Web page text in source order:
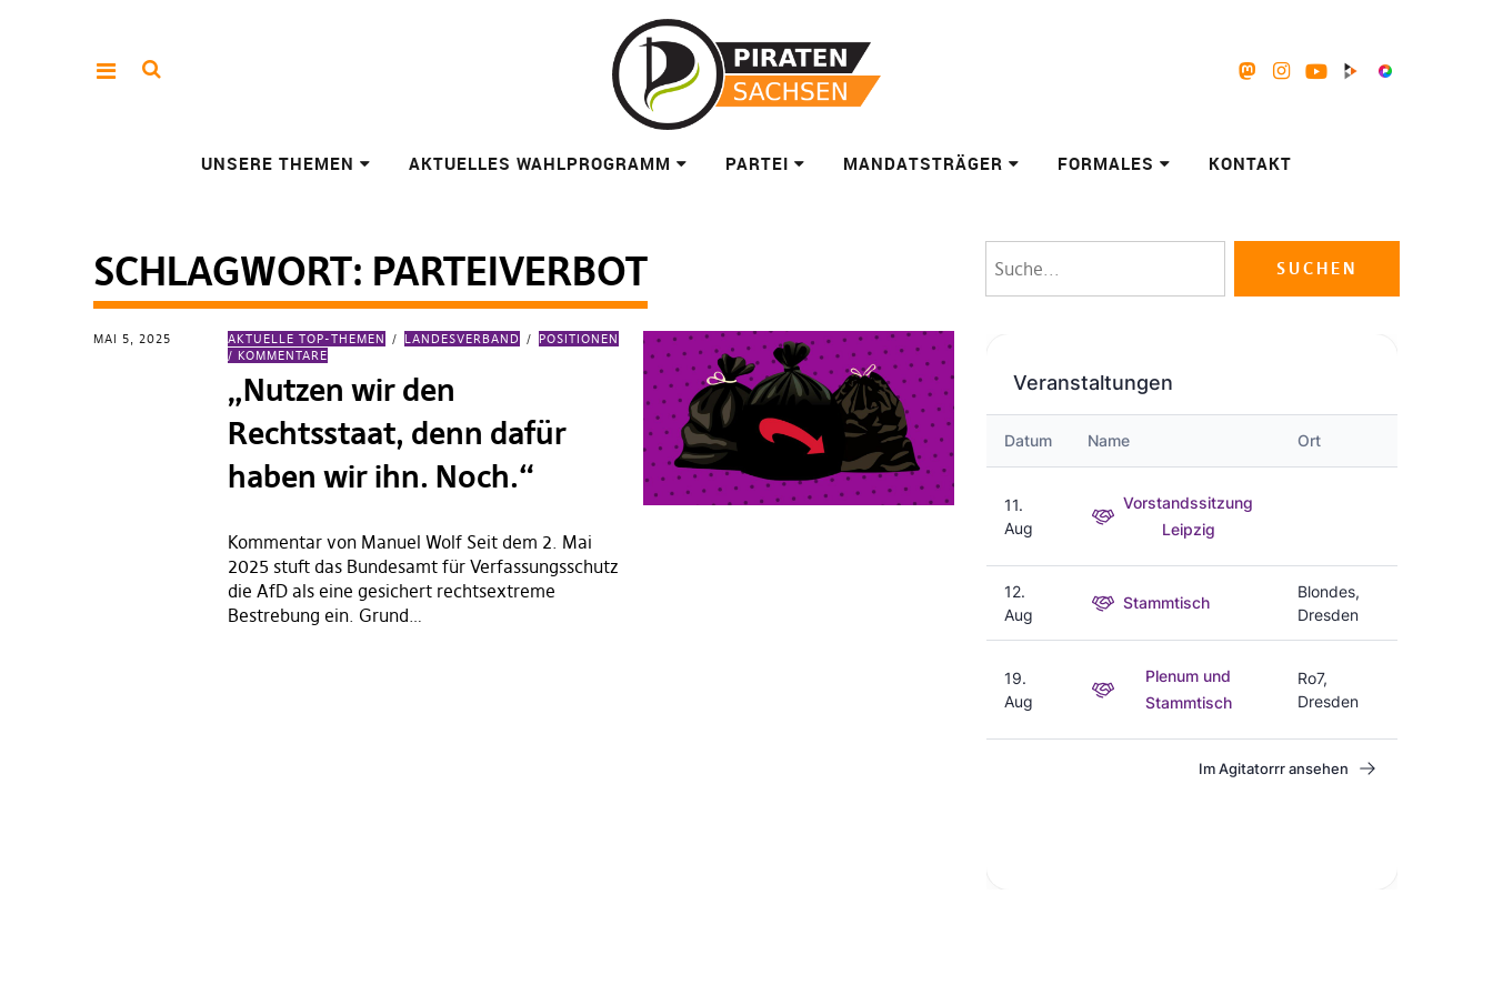
UNSERE THEMEN AKTUELLES WAHLPROGRAMM PARTEI MANDATSTRÄGER FORMALES KONTAKT
SCHLAGWORT: PARTEIVERBOT
MAI 5, 2025 AKTUELLE TOP-THEMEN LANDESVERBAND
POSITIONEN
/ KOMMENTARE
„Nutzen wir den
Rechtsstaat, denn dafür
haben wir ihn. Noch.“
Kommentar von Manuel Wolf Seit dem 2. Mai
2025 stuft das Bundesamt für Verfassungsschutz
die AfD als eine gesichert rechtsextreme
Bestrebung ein. Grund…